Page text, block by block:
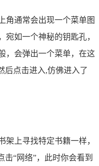
角通常会出现一个菜单图
宛如一个神秘的钥匙孔，
，会弹出一个菜单，在这
后点击进入,仿佛进入了
架上寻找特定书籍一样，
击“网络”，此时你会看到